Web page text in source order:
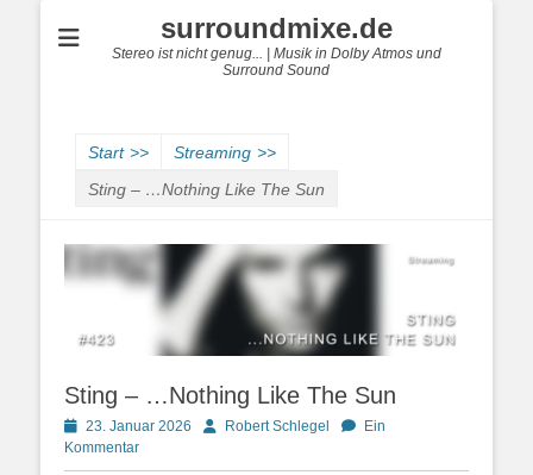
surroundmixe.de
Stereo ist nicht genug... | Musik in Dolby Atmos und
Surround Sound
Start >> Streaming >>
Sting – …Nothing Like The Sun
Sting – …Nothing Like The Sun
Posted
on
23. Januar 2026 AutorRobert Schlegel
Ein
Kommentar